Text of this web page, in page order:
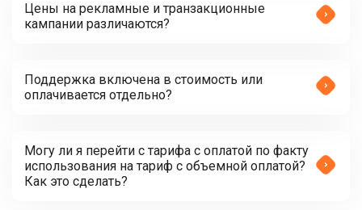
Цены на рекламные и транзакционные
кампании различаются?
Поддержка включена в стоимость или
оплачивается отдельно?
Могу ли я перейти с тарифа с оплатой по факту
использования на тариф с объемной оплатой?
Как это сделать?